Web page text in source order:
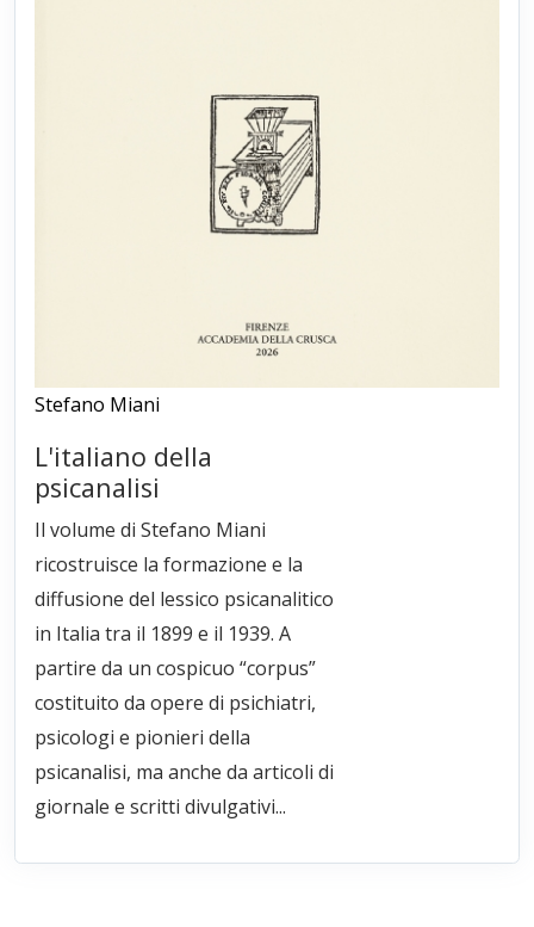
Stefano Miani
L'italiano della
psicanalisi
Il volume di Stefano Miani
ricostruisce la formazione e la
diffusione del lessico psicanalitico
in Italia tra il 1899 e il 1939. A
partire da un cospicuo “corpus”
costituito da opere di psichiatri,
psicologi e pionieri della
psicanalisi, ma anche da articoli di
giornale e scritti divulgativi...